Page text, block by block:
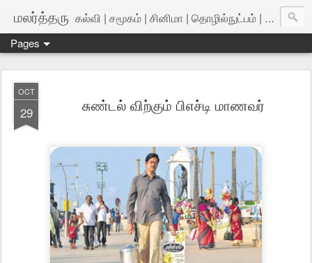
மலர்த்தரு கல்வி | சமூகம் | சினிமா | தொழில்நுட்பம் | அறிவியல்
Pages
OCT
29 சுண்டல் விற்கும் பிஎச்டி மாணவர்